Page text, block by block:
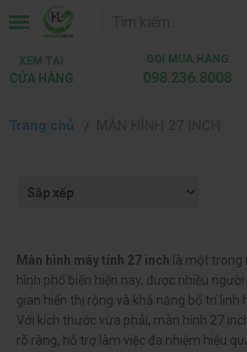
XEM TẠI
CỬA HÀNG
GỌI MUA HÀNG
098.236.8008
Trang chủ
Màn hình máy tính 27 inch là một
hình phổ biến hiện nay, được nhiều
gian hiển thị rộng và khả năng bố trí linh
Với kích thước vừa phải, màn hình 27
rõ ràng, hỗ trợ làm việc đa nhiệm hiệu